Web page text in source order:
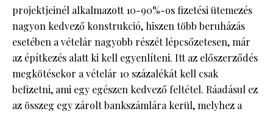
projektjeinél alkalmazott 10-90%-os fizetési ütemezés
nagyon kedvező konstrukció, hiszen több beruházás
esetében a vételár nagyobb részét lépcsőzetesen, már
az építkezés alatt ki kell egyenlíteni. Itt az előszerződés
megkötésekor a vételár 10 százalékát kell csak
befizetni, ami egy egészen kedvező feltétel. Ráadásul ez
az összeg egy zárolt bankszámlára kerül, melyhez a